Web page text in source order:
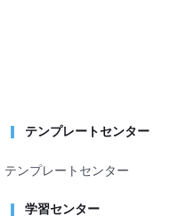
テンプレートセンター
テンプレートセンター
学習センター